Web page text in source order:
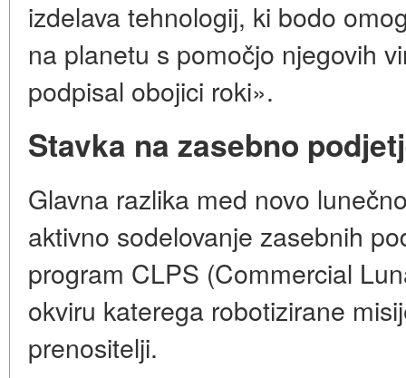
izdelava tehnologij, ki bodo
na planetu s pomočjo njegovih
podpisal obojici roki».
Stavka na zasebno
Glavna razlika med novo
aktivno sodelovanje zasebnih
program CLPS (Commercial
okviru katerega robotizirane
prenositelji.